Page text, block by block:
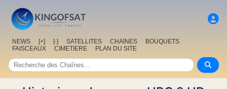
NEWS [+] [-] SATELLITES CHAîNES
BOUQUETS
FAISCEAUX
CIMETIERE PLAN DU SITE